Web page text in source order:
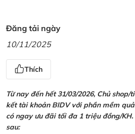
Đăng tải ngày
10/11/2025
Thích
Từ nay đến hết 31/03/2026, Chủ
kết tài khoản BIDV với phần mềm
có ngay ưu đãi tối đa 1 triệu đồng/
sau: